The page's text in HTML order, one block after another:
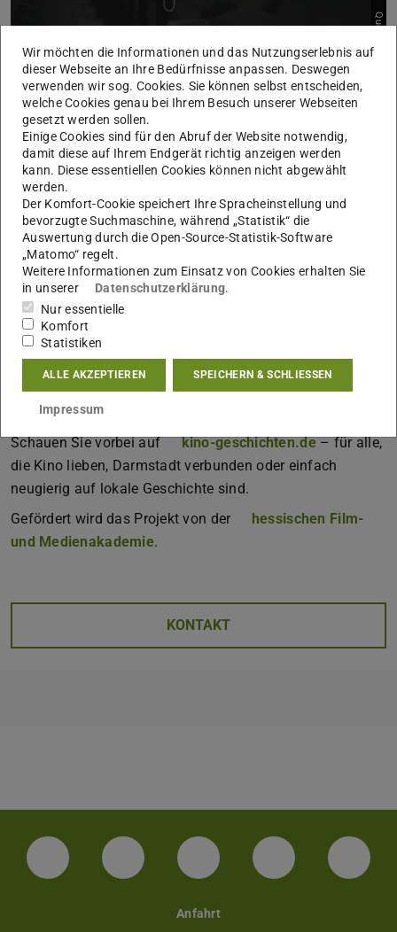
Quelle
Wussten Sie, dass Darmstadt schon im frühen 20.
Jahrhundert zu einem Hotspot der Filmwelt wurde?
Die erst vor einigen Tagen preisgekrönte Ausstellung
kino-geschichten.denimmt Sie mit auf eine Zeitreise
durch die lokalen Lichtspieltheater, technologische
Innovationen und die Begeisterung der Darmstädter für
das Kino.
Hinter diesem Projekt steckt ein engagiertes Team von
Studierenden der TU Darmstadt, das unter der Leitung von
Prof. Dr. Nicolai Hannig,
Sven-Daniel Gettys (about
stories)und
Geschichte des Darmstädter Kinos aufrollt: mit
Recherchen im Stadtarchiv, Zeitzeugengesprächen und
viel Liebe zum Detail. Die Ergebnisse? Eine digitale
Ausstellung, die Sie sich nicht entgehen lassen sollten!
Schauen Sie vorbei auf
kino-geschichten.de– für alle,
die Kino lieben, Darmstadt verbunden oder einfach
neugierig auf lokale Geschichte sind.
Gefördert wird das Projekt von der
hessischen Film-
und Medienakademie.
KONTAKT
Facebook Instagram TikTok Bluesky
Anfahrt
Wir möchten die Informationen und das Nutzungserlebnis auf
dieser Webseite an Ihre Bedürfnisse anpassen. Deswegen
verwenden wir sog. Cookies. Sie können selbst entscheiden,
welche Cookies genau bei Ihrem Besuch unserer Webseiten
gesetzt werden sollen.
Einige Cookies sind für den Abruf der Website notwendig,
damit diese auf Ihrem Endgerät richtig anzeigen werden
kann. Diese essentiellen Cookies können nicht abgewählt
werden.
Der Komfort-Cookie speichert Ihre Spracheinstellung und
bevorzugte Suchmaschine, während „Statistik“ die
Auswertung durch die Open-Source-Statistik-Software
„Matomo“ regelt.
Weitere Informationen zum Einsatz von Cookies erhalten Sie
in unserer
Datenschutzerklärung.
Nur essentielle
Komfort
Statistiken
ALLE AKZEPTIEREN SPEICHERN & SCHLIESSEN
Impressum